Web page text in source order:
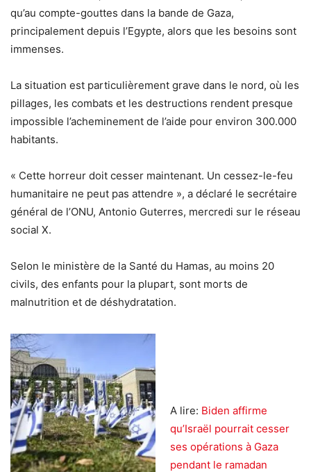
qu’au compte-gouttes dans la bande de Gaza,
principalement depuis l’Egypte, alors que les besoins sont
immenses.
La situation est particulièrement grave dans le nord, où les
pillages, les combats et les destructions rendent presque
impossible l’acheminement de l’aide pour environ 300.000
habitants.
« Cette horreur doit cesser maintenant. Un cessez-le-feu
humanitaire ne peut pas attendre », a déclaré le secrétaire
général de l’ONU, Antonio Guterres, mercredi sur le réseau
social X.
Selon le ministère de la Santé du Hamas, au moins 20
civils, des enfants pour la plupart, sont morts de
malnutrition et de déshydratation.
A lire: Biden affirme
qu’Israël pourrait cesser
ses opérations à Gaza
pendant le ramadan